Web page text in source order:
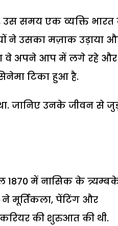
उस समय एक व्यक्ति भारत
ने उसका मज़ाक उड़ाया
वे अपने आप में लगे रहे और
टिका हुआ है.
जानिए उनके जीवन से
1870 में नासिक के
मूर्तिकला, पेंटिंग और
की शुरुआत की थी.